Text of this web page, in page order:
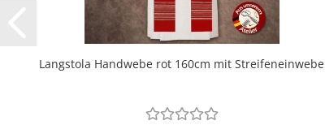
Langstola Handwebe rot 160cm mit Streifeneinwebe